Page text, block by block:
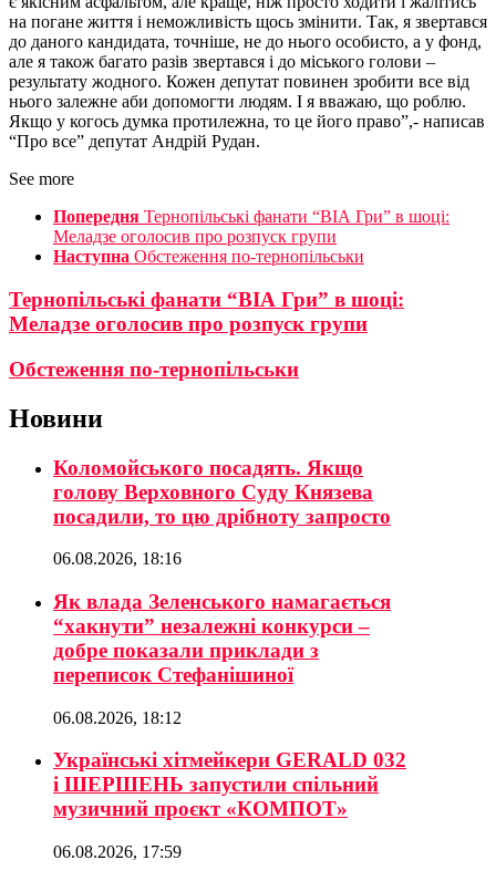
на погане життя і неможливість щось змінити. Так, я звертався
до даного кандидата, точніше, не до нього особисто, а у фонд,
але я також багато разів звертався і до міського голови –
результату жодного. Кожен депутат повинен зробити все від
нього залежне аби допомогти людям. І я вважаю, що роблю.
Якщо у когось думка протилежна, то це його право”,- написав
“Про все” депутат Андрій Рудан.
See more
Попередня Тернопільські фанати “ВІА Гри” в шоці:
Меладзе оголосив про розпуск групи
Наступна Обстеження по-тернопільськи
Тернопільські фанати “ВІА Гри” в шоці:
Меладзе оголосив про розпуск групи
Обстеження по-тернопільськи
Новини
Коломойського посадять. Якщо
голову Верховного Суду Князева
посадили, то цю дрібноту запросто
06.08.2026, 18:16
Як влада Зеленського намагається
“хакнути” незалежні конкурси –
добре показали приклади з
переписок Стефанішиної
06.08.2026, 18:12
Українські хітмейкери GERALD 032
і ШЕРШЕНЬ запустили спільний
музичний проєкт «КОМПОТ»
06.08.2026, 17:59